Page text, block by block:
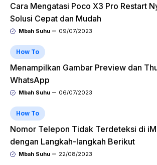
Cara Mengatasi Poco X3 Pro Restart
Solusi Cepat dan Mudah
Mbah Suhu 09/07/2023
How To
Menampilkan Gambar Preview dan
WhatsApp
Mbah Suhu 06/07/2023
How To
Nomor Telepon Tidak Terdeteksi di
dengan Langkah-langkah Berikut
Mbah Suhu 22/08/2023